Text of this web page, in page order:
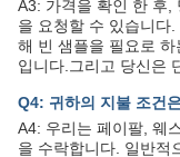
A3: 가격을 확인 한 후,
을 요청할 수 있습니다
해 빈 샘플을 필요로
입니다.그리고 당신은
Q4: 귀하의 지불 조건
A4: 우리는 페이팔, 웨
을 수락합니다. 일반적